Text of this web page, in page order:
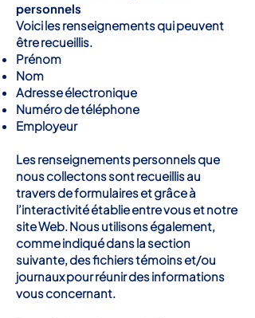
personnels
Voici les renseignements qui peuvent
être recueillis.
Prénom
Nom
Adresse électronique
Numéro de téléphone
Employeur
Les renseignements personnels que
nous collectons sont recueillis au
travers de formulaires et grâce à
l’interactivité établie entre vous et notre
site Web. Nous utilisons également,
comme indiqué dans la section
suivante, des fichiers témoins et/ou
journaux pour réunir des informations
vous concernant.